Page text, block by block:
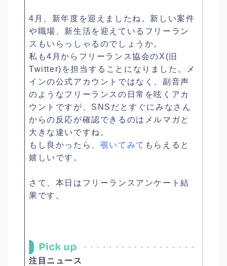
4月、新年度を迎えましたね。新しい案件
や職場、新生活を迎えているフリーラン
スもいらっしゃるのでしょうか。
私も4月からフリーランス協会のX(旧
Twitter)を担当することになりました。メ
インの公式アカウントではなく、副音声
のようなフリーランスの日常を呟くアカ
ウントですが、SNSだとすぐにみなさん
からの反応が確認できるのはメルマガと
大きな違いですね。
もし良かったら、 覗いてみて もらえると
嬉しいです。
さて、本日はフリーランスアンケート結
果です。
注目ニュース